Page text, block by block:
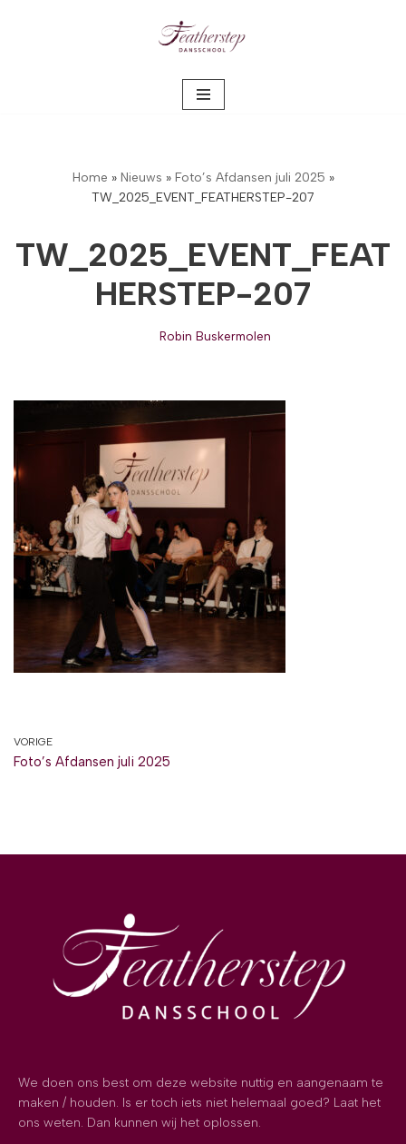
Home » Nieuws » Foto’s Afdansen juli 2025 »
TW_2025_EVENT_FEATHERSTEP-207
TW_2025_EVENT_FEAT
HERSTEP-207
Robin Buskermolen
VORIGE
Foto’s Afdansen juli 2025
We doen ons best om deze website nuttig en aangenaam te
maken / houden. Is er toch iets niet helemaal goed? Laat het
ons weten. Dan kunnen wij het oplossen.